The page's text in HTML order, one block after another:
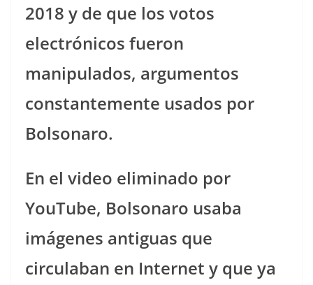
2018 y de que los votos
electrónicos fueron
manipulados, argumentos
constantemente usados por
Bolsonaro.
En el video eliminado por
YouTube, Bolsonaro usaba
imágenes antiguas que
circulaban en Internet y que ya